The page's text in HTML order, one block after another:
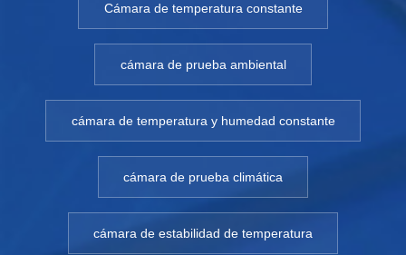
Cámara de temperatura constante
cámara de prueba ambiental
cámara de temperatura y humedad constante
cámara de prueba climática
cámara de estabilidad de temperatura